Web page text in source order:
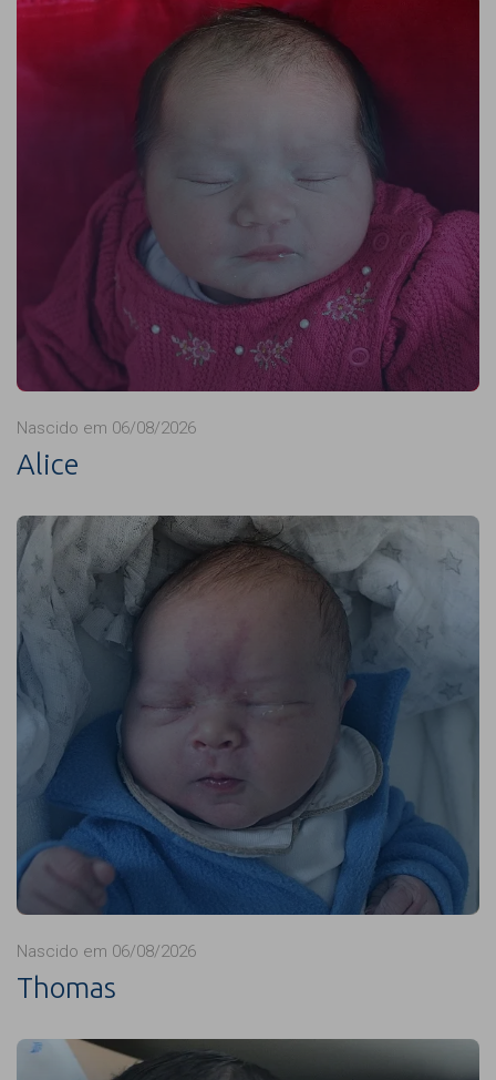
Nascido em 06/08/2026
Alice
Nascido em 06/08/2026
Thomas